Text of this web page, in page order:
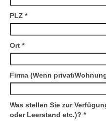
PLZ *
Ort *
Firma (Wenn privat/
Was stellen Sie zur
oder Leerstand etc.)? *